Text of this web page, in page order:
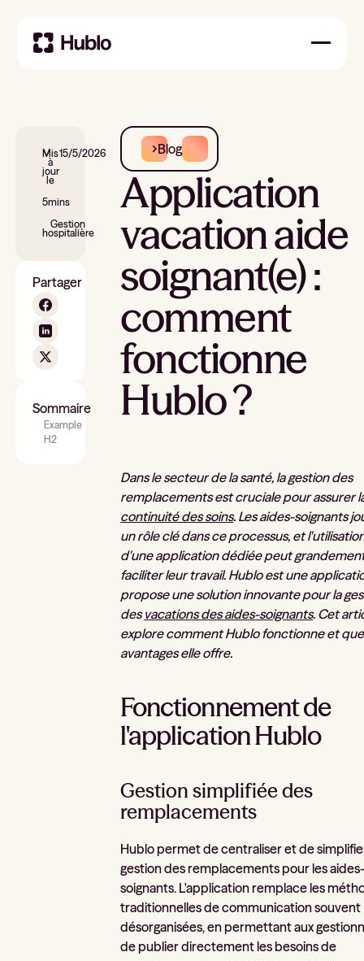
Mis
à
jour
le
15/5/2026
5mins
Gestion
hospitalière
Partager
Sommaire
Example
H2
Blog
Application
vacation aide
soignant(e) :
comment
fonctionne
Hublo ?
Dans le secteur de la santé, la gestion des
remplacements est cruciale pour assurer
continuité des soins. Les aides-soignants
un rôle clé dans ce processus, et
d'une application dédiée peut
faciliter leur travail. Hublo est une
propose une solution innovante pour la
desvacations des aides-soignants. Cet
explore comment Hublo fonctionne et
avantages elle offre.
Fonctionnement de
l'application Hublo
Gestion simplifiée des
remplacements
Hublo permet de centraliser et de
gestion des remplacements pour les
soignants. L'application remplace les
traditionnelles de communication souvent
désorganisées, en permettant aux
de publier directement les besoins de